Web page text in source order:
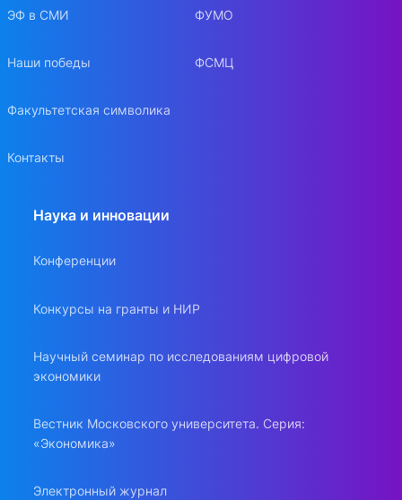
ЭФ в СМИ
Наши победы
Факультетская символика
Контакты
ФУМО
ФСМЦ
Наука и инновации
Конференции
Конкурсы на гранты и НИР
Научный семинар по исследованиям цифровой
экономики
Вестник Московского университета. Серия:
«Экономика»
Электронный журнал